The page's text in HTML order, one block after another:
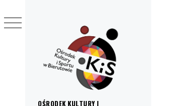
OŚRODEK KULTURY I